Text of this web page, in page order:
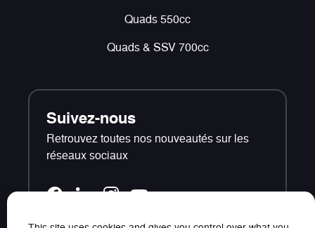
Quads 550cc
Quads & SSV 700cc
Suivez-nous
Retrouvez toutes nos nouveautés sur les
réseaux sociaux